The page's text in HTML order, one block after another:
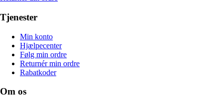
Tjenester
Min konto
Hjælpecenter
Følg min ordre
Returnér min ordre
Rabatkoder
Om os